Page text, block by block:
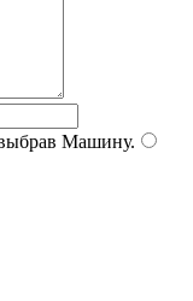
Машину.